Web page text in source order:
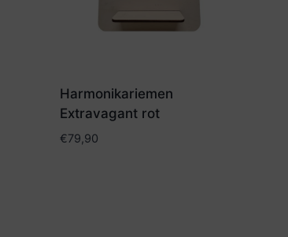
Harmonikariemen
Extravagant rot
€79,90